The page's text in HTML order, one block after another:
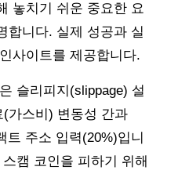
놓치기 쉬운 중요한 요
합니다. 실제 성공과 실
사이트를 제공합니다.
슬리피지(slippage) 설
가스비) 변동성 간과
트 주소 입력(20%)입니
캠 코인을 피하기 위해